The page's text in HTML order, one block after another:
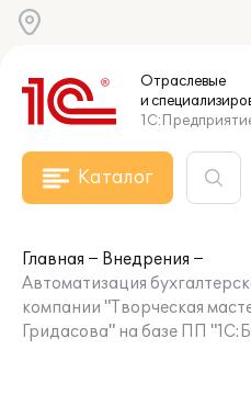
Отраслевые
и
Каталог
Главная
Внедрения
Автоматизация
компании "Творческая
Гридасова" на базе ПП